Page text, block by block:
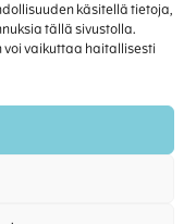
käsitellä tietoja,
tällä sivustolla.
vaikuttaa haitallisesti